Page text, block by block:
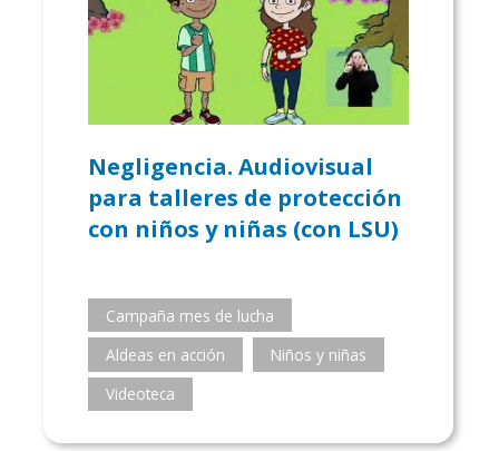
Negligencia. Audiovisual
para talleres de protección
con niños y niñas (con LSU)
Campaña mes de lucha
Aldeas en acción
Niños y niñas
Videoteca